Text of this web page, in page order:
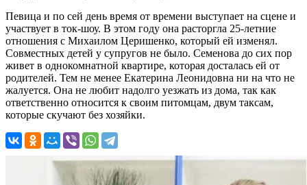
Певица и по сей день время от времени выступает на сцене и
участвует в ток-шоу. В этом году она расторгла 25-летние
отношения с Михаилом Церишенко, который ей изменял.
Совместных детей у супругов не было. Семенова до сих пор
живет в однокомнатной квартире, которая досталась ей от
родителей. Тем не менее Екатерина Леонидовна ни на что не
жалуется. Она не любит надолго уезжать из дома, так как
ответственно относится к своим питомцам, двум таксам,
которые скучают без хозяйки.